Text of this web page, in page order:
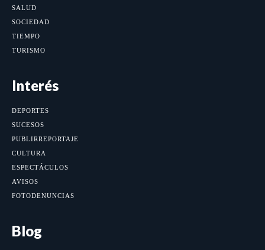
SALUD
SOCIEDAD
TIEMPO
TURISMO
Interés
DEPORTES
SUCESOS
PUBLIRREPORTAJE
CULTURA
ESPECTÁCULOS
AVISOS
FOTODENUNCIAS
Blog